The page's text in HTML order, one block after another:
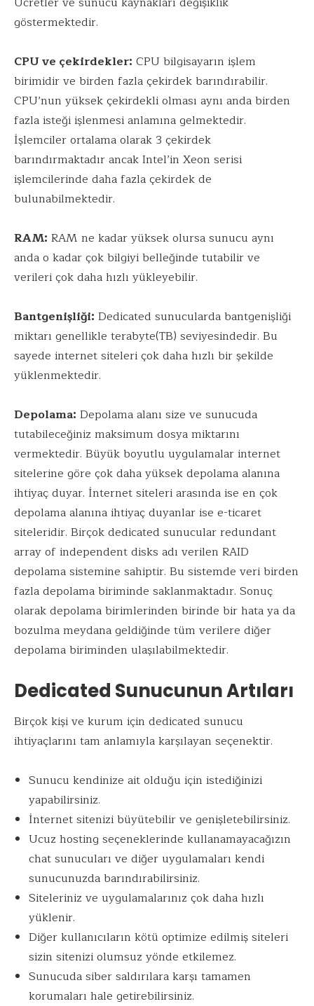
göstermektedir.
CPU ve çekirdekler: CPU bilgisayarın işlem
birimidir ve birden fazla çekirdek barındırabilir.
CPU’nun yüksek çekirdekli olması aynı anda birden
fazla isteği işlenmesi anlamına gelmektedir.
İşlemciler ortalama olarak 3 çekirdek
barındırmaktadır ancak Intel’in Xeon serisi
işlemcilerinde daha fazla çekirdek de
bulunabilmektedir.
RAM: RAM ne kadar yüksek olursa sunucu aynı
anda o kadar çok bilgiyi belleğinde tutabilir ve
verileri çok daha hızlı yükleyebilir.
Bantgenişliği: Dedicated sunucularda bantgenişliği
miktarı genellikle terabyte(TB) seviyesindedir. Bu
sayede internet siteleri çok daha hızlı bir şekilde
yüklenmektedir.
Depolama: Depolama alanı size ve sunucuda
tutabileceğiniz maksimum dosya miktarını
vermektedir. Büyük boyutlu uygulamalar internet
sitelerine göre çok daha yüksek depolama alanına
ihtiyaç duyar. İnternet siteleri arasında ise en çok
depolama alanına ihtiyaç duyanlar ise e-ticaret
siteleridir. Birçok dedicated sunucular redundant
array of independent disks adı verilen RAID
depolama sistemine sahiptir. Bu sistemde veri birden
fazla depolama biriminde saklanmaktadır. Sonuç
olarak depolama birimlerinden birinde bir hata ya da
bozulma meydana geldiğinde tüm verilere diğer
depolama biriminden ulaşılabilmektedir.
Dedicated Sunucunun Artıları
Birçok kişi ve kurum için dedicated sunucu
ihtiyaçlarını tam anlamıyla karşılayan seçenektir.
Sunucu kendinize ait olduğu için istediğinizi
yapabilirsiniz.
İnternet sitenizi büyütebilir ve genişletebilirsiniz.
Ucuz hosting seçeneklerinde kullanamayacağızın
chat sunucuları ve diğer uygulamaları kendi
sunucunuzda barındırabilirsiniz.
Siteleriniz ve uygulamalarınız çok daha hızlı
yüklenir.
Diğer kullanıcıların kötü optimize edilmiş siteleri
sizin sitenizi olumsuz yönde etkilemez.
Sunucuda siber saldırılara karşı tamamen
korumaları hale getirebilirsiniz.